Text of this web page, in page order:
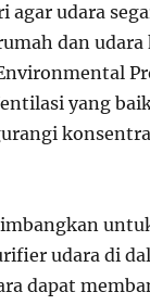
agar udara
dan
yang
udara di
dapat